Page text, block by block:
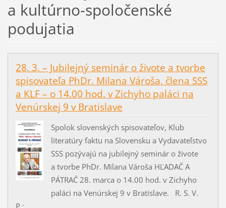
a kultúrno-spoločenské
podujatia
28. 3. – Jubilejný seminár o živote a tvorbe
spisovateľa PhDr. Milana Vároša, člena SSS
a KLF – o 14.00 hod. v Zichyho paláci na
Venúrskej 9 v Bratislave
Spolok slovenských spisovateľov, Klub
literatúry faktu na Slovensku a Vydavateľstvo
SSS pozývajú na jubilejný seminár o živote
a tvorbe PhDr. Milana Vároša HĽADAČ A
PÁTRAČ 28. marca o 14.00 hod. v Zichyho
paláci na Venúrskej 9 v Bratislave. R. S. V.